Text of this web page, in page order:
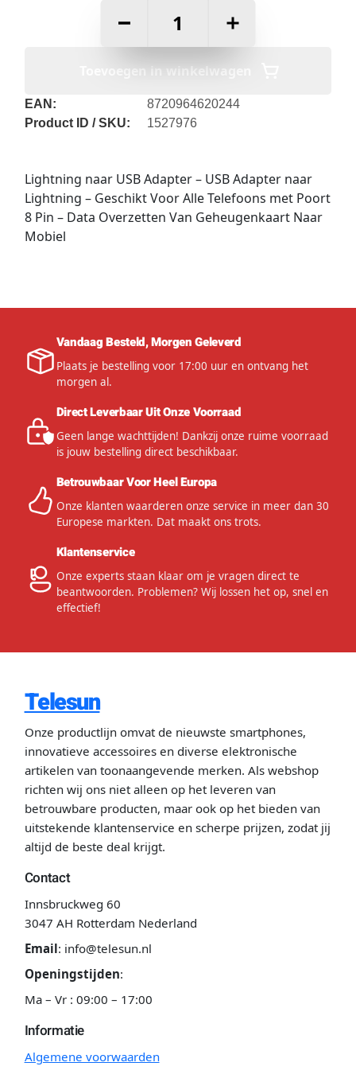
+
Toevoegen in winkelwagen
EAN:
8720964620244
Product ID / SKU:
1527976
Lightning naar USB Adapter – USB Adapter naar
Lightning – Geschikt Voor Alle Telefoons met Poort
8 Pin – Data Overzetten Van Geheugenkaart Naar
Mobiel
Vandaag Besteld, Morgen Geleverd
Plaats je bestelling voor 17:00 uur en ontvang het
morgen al.
Direct Leverbaar Uit Onze Voorraad
Geen lange wachttijden! Dankzij onze ruime voorraad
is jouw bestelling direct beschikbaar.
Betrouwbaar Voor Heel Europa
Onze klanten waarderen onze service in meer dan 30
Europese markten. Dat maakt ons trots.
Klantenservice
Onze experts staan klaar om je vragen direct te
beantwoorden. Problemen? Wij lossen het op, snel en
effectief!
Telesun
Onze productlijn omvat de nieuwste smartphones,
innovatieve accessoires en diverse elektronische
artikelen van toonaangevende merken. Als webshop
richten wij ons niet alleen op het leveren van
betrouwbare producten, maar ook op het bieden van
uitstekende klantenservice en scherpe prijzen, zodat jij
altijd de beste deal krijgt.
Contact
Innsbruckweg 60
3047 AH Rotterdam Nederland
Email: info@telesun.nl
Openingstijden:
Ma – Vr : 09:00 – 17:00
Informatie
Algemene voorwaarden